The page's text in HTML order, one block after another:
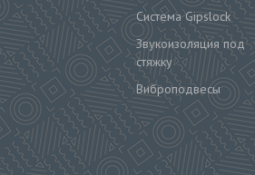
Система Gipslock
Звукоизоляция под
стяжку
Виброподвесы